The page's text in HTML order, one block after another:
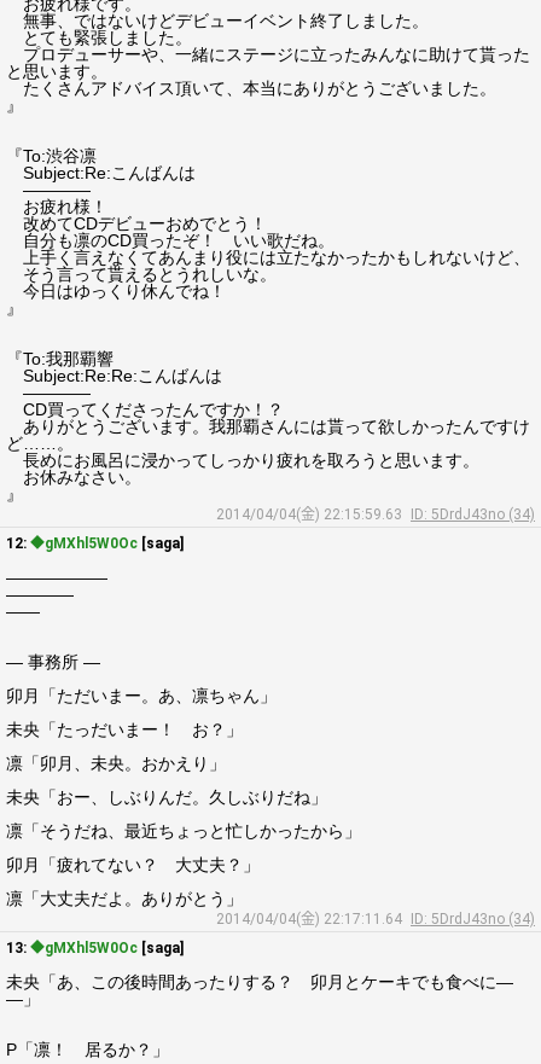
無事、ではないけどデビューイベント終了しました。
とても緊張しました。
プロデューサーや、一緒にステージに立ったみんなに助けて貰った
と思います。
たくさんアドバイス頂いて、本当にありがとうございました。
』
『To:渋谷凛
Subject:Re:こんばんは
――――
お疲れ様！
改めてCDデビューおめでとう！
自分も凛のCD買ったぞ！ いい歌だね。
上手く言えなくてあんまり役には立たなかったかもしれないけど、
そう言って貰えるとうれしいな。
今日はゆっくり休んでね！
』
『To:我那覇響
Subject:Re:Re:こんばんは
――――
CD買ってくださったんですか！？
ありがとうございます。我那覇さんには貰って欲しかったんですけ
ど……。
長めにお風呂に浸かってしっかり疲れを取ろうと思います。
お休みなさい。
』
2014/04/04(金) 22:15:59.63
ID: 5DrdJ43no (34)
12: ◆gMXhl5W0Oc [saga]
――――――
――――
――
― 事務所 ―
卯月「ただいまー。あ、凛ちゃん」
未央「たっだいまー！ お？」
凛「卯月、未央。おかえり」
未央「おー、しぶりんだ。久しぶりだね」
凛「そうだね、最近ちょっと忙しかったから」
卯月「疲れてない？ 大丈夫？」
凛「大丈夫だよ。ありがとう」
2014/04/04(金) 22:17:11.64
ID: 5DrdJ43no (34)
13: ◆gMXhl5W0Oc [saga]
未央「あ、この後時間あったりする？ 卯月とケーキでも食べに―
―」
P「凛！ 居るか？」